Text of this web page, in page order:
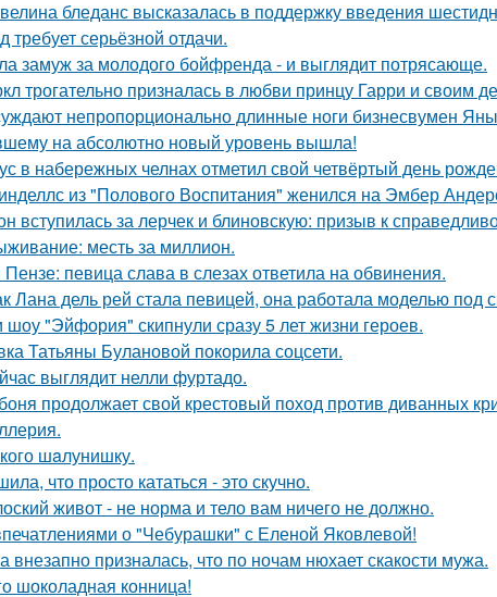
бледанс высказалась в поддержку введения
требует серьёзной отдачи.
замуж за молодого бойфренда - и выглядит потрясающе.
трогательно призналась в любви принцу Гарри и своим
непропорционально длинные ноги бизнесвумен Яны
на абсолютно новый уровень вышла!
в набережных челнах отметил свой четвёртый день
из "Полового Воспитания" женился на Эмбер
вступилась за лерчек и блиновскую: призыв к
месть за миллион.
певица слава в слезах ответила на обвинения.
Лана дель рей стала певицей, она работала моделью
шоу "Эйфория" скипнули сразу 5 лет жизни героев.
Татьяны Булановой покорила соцсети.
выглядит нелли фуртадо.
продолжает свой крестовый поход против диванных
шaлунишку.
что просто кататься - это скучно.
живот - не норма и тело вам ничего не должно.
о "Чебурашки" с Еленой Яковлевой!
внезапно призналась, что по ночам нюхает скакости мужа.
шоколадная конница!